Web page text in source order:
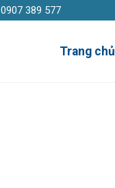
0907 389 577
Trang chủ